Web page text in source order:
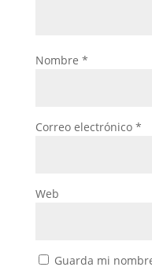
Nombre *
Correo electrónico *
Web
Guarda mi